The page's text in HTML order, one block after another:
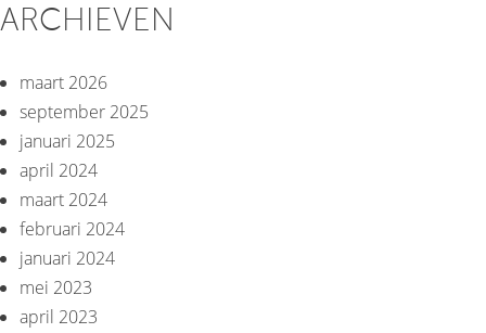
ARCHIEVEN
maart 2026
september 2025
januari 2025
april 2024
maart 2024
februari 2024
januari 2024
mei 2023
april 2023